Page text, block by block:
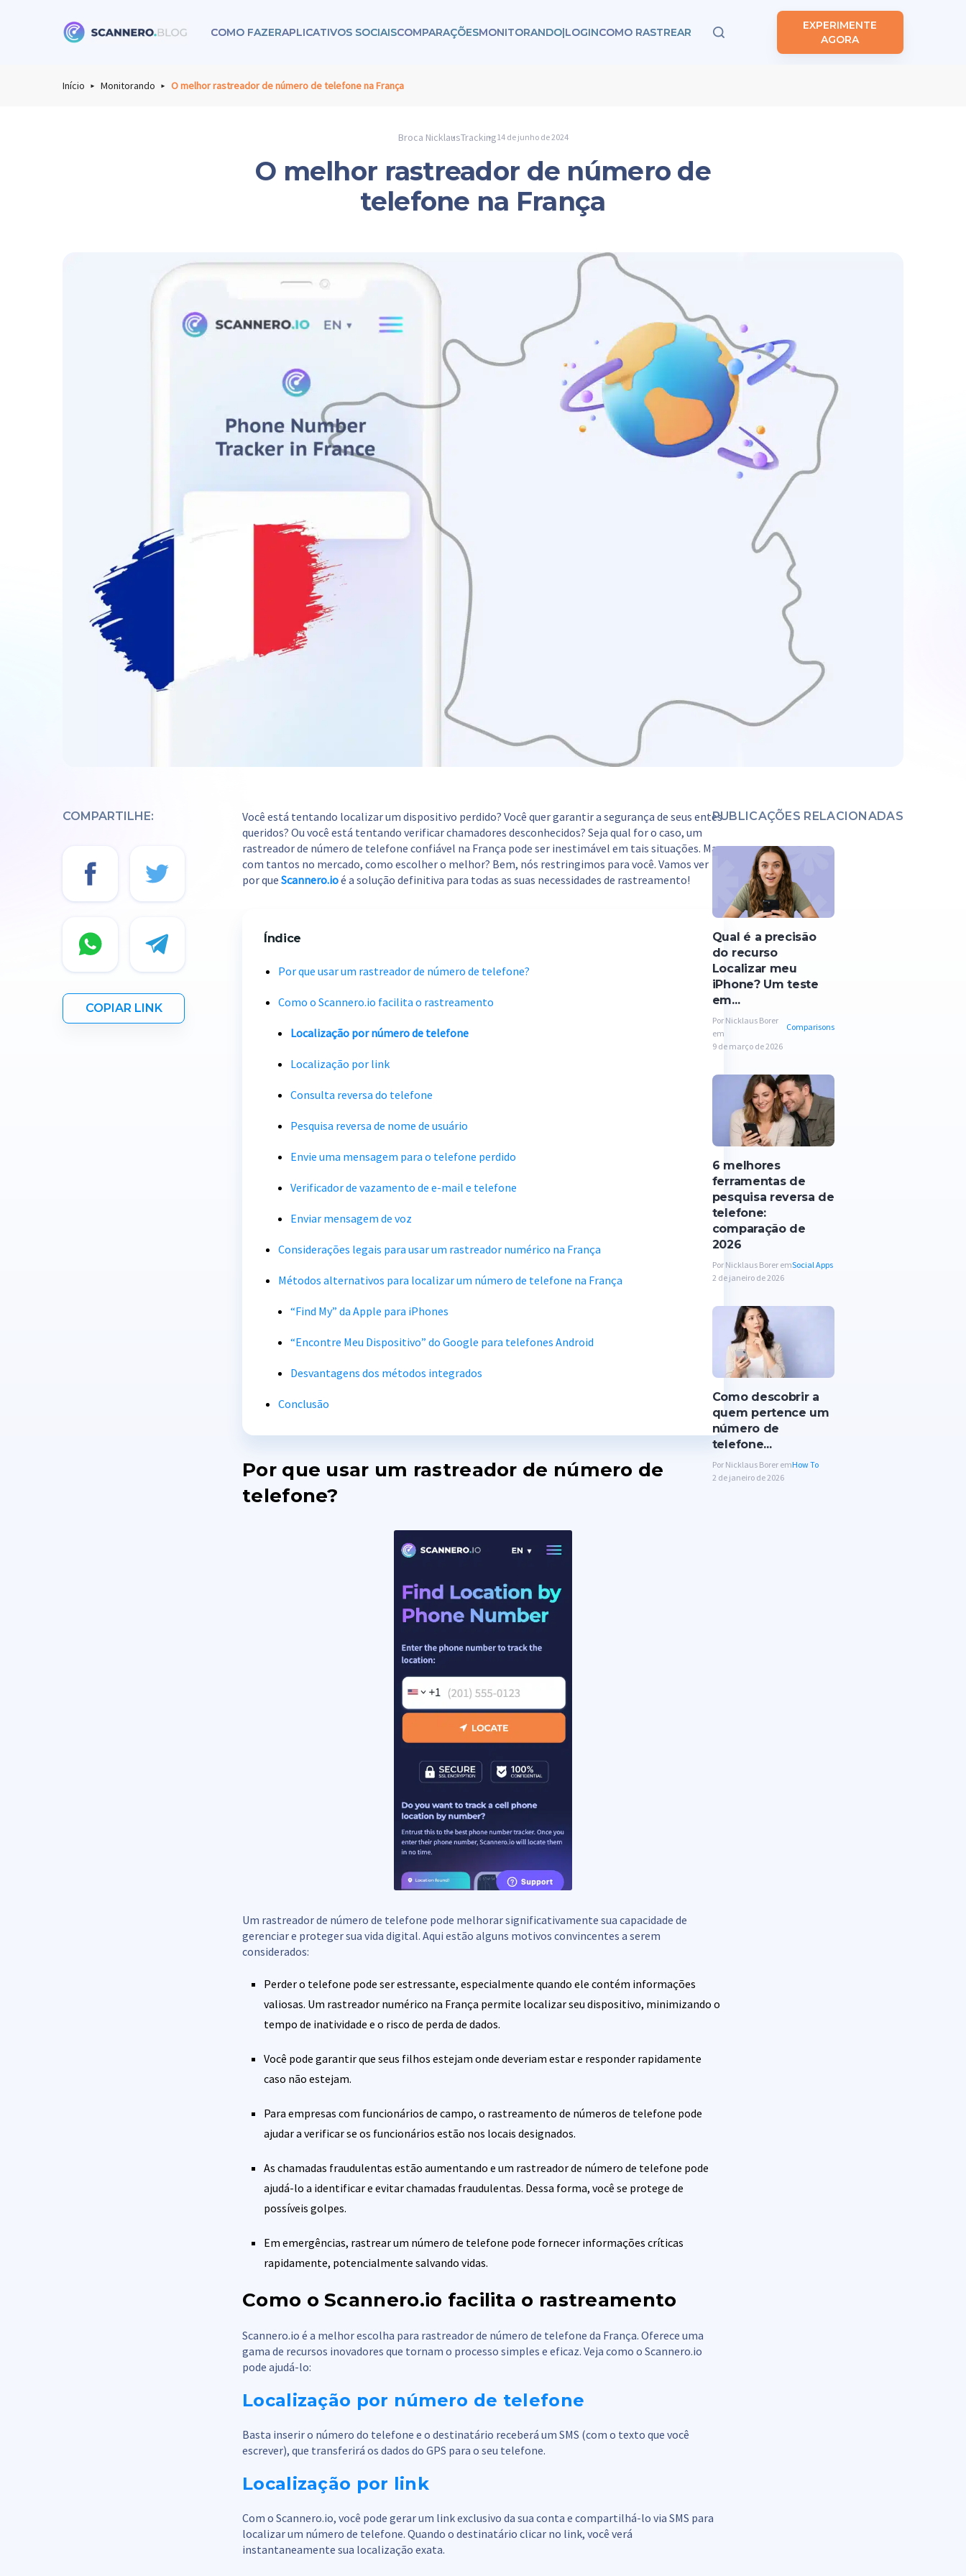
COMO FAZERAPLICATIVOS SOCIAISCOMPARAÇÕESMONITORANDO|LOGINCOMO RASTREAR
EXPERIMENTE
AGORA
Início Monitorando O melhor rastreador de número de telefone na França
Broca NicklausTracking14 de junho de 2024
O melhor rastreador de número de
telefone na França
COMPARTILHE:
COPIAR LINK
Você está tentando localizar um dispositivo perdido? Você quer garantir a segurança de seus entes
queridos? Ou você está tentando verificar chamadores desconhecidos? Seja qual for o caso, um
rastreador de número de telefone confiável na França pode ser inestimável em tais situações. Mas
com tantos no mercado, como escolher o melhor? Bem, nós restringimos para você. Vamos ver
por que Scannero.ioé a solução definitiva para todas as suas necessidades de rastreamento!
Índice
Por que usar um rastreador de número de telefone?
Como o Scannero.io facilita o rastreamento
Localização por número de telefone
Localização por link
Consulta reversa do telefone
Pesquisa reversa de nome de usuário
Envie uma mensagem para o telefone perdido
Verificador de vazamento de e-mail e telefone
Enviar mensagem de voz
Considerações legais para usar um rastreador numérico na França
Métodos alternativos para localizar um número de telefone na França
“Find My” da Apple para iPhones
“Encontre Meu Dispositivo” do Google para telefones Android
Desvantagens dos métodos integrados
Conclusão
Por que usar um rastreador de número de
telefone?
Um rastreador de número de telefone pode melhorar significativamente sua capacidade de
gerenciar e proteger sua vida digital. Aqui estão alguns motivos convincentes a serem
considerados:
Perder o telefone pode ser estressante, especialmente quando ele contém informações
valiosas. Um rastreador numérico na França permite localizar seu dispositivo, minimizando o
tempo de inatividade e o risco de perda de dados.
Você pode garantir que seus filhos estejam onde deveriam estar e responder rapidamente
caso não estejam.
Para empresas com funcionários de campo, o rastreamento de números de telefone pode
ajudar a verificar se os funcionários estão nos locais designados.
As chamadas fraudulentas estão aumentando e um rastreador de número de telefone pode
ajudá-lo a identificar e evitar chamadas fraudulentas. Dessa forma, você se protege de
possíveis golpes.
Em emergências, rastrear um número de telefone pode fornecer informações críticas
rapidamente, potencialmente salvando vidas.
Como o Scannero.io facilita o rastreamento
Scannero.io é a melhor escolha para rastreador de número de telefone da França. Oferece uma
gama de recursos inovadores que tornam o processo simples e eficaz. Veja como o Scannero.io
pode ajudá-lo:
Localização por número de telefone
Basta inserir o número do telefone e o destinatário receberá um SMS (com o texto que você
escrever), que transferirá os dados do GPS para o seu telefone.
Localização por link
Com o Scannero.io, você pode gerar um link exclusivo da sua conta e compartilhá-lo via SMS para
localizar um número de telefone. Quando o destinatário clicar no link, você verá
instantaneamente sua localização exata.
PUBLICAÇÕES RELACIONADAS
Qual é a precisão
do recurso
Localizar meu
iPhone? Um teste
em...
Por Nicklaus Borer
em
Comparisons
9 de março de 2026
6 melhores
ferramentas de
pesquisa reversa de
telefone:
comparação de
2026
Por Nicklaus Borer emSocial Apps
2 de janeiro de 2026
Como descobrir a
quem pertence um
número de
telefone...
Por Nicklaus Borer emHow To
2 de janeiro de 2026